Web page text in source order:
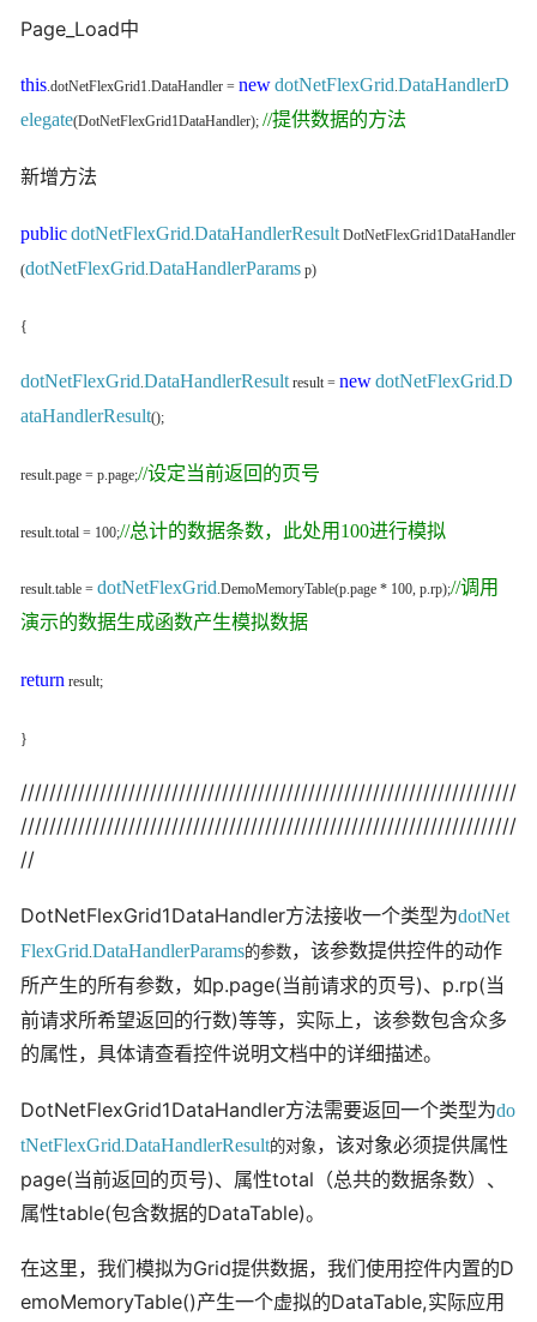
Page_Load中
this.dotNetFlexGrid1.DataHandler = newdotNetFlexGrid.DataHandlerD
elegate(DotNetFlexGrid1DataHandler); //提供数据的方法
新增方法
publicdotNetFlexGrid DataHandlerResult DotNetFlexGrid1DataHandler
(dotNetFlexGrid DataHandlerParams p)
{
dotNetFlexGrid.DataHandlerResultresult = newdotNetFlexGrid.D
ataHandlerResult();
result.page = p.page;//设定当前返回的页号
result.total = 100;//总计的数据条数，此处用100进行模拟
result.table = dotNetFlexGrid.DemoMemoryTable(p.page * 100, p.rp);//调用
演示的数据生成函数产生模拟数据
return result;
}
/////////////////////////////////////////////////////////////////////
/////////////////////////////////////////////////////////////////////
//
DotNetFlexGrid1DataHandler方法接收一个类型为dotNet
FlexGrid.DataHandlerParams的参数，该参数提供控件的动作
所产生的所有参数，如p.page(当前请求的页号)、p.rp(当
前请求所希望返回的行数)等等，实际上，该参数包含众多
的属性，具体请查看控件说明文档中的详细描述。
DotNetFlexGrid1DataHandler方法需要返回一个类型为do
tNetFlexGrid DataHandlerResult的对象 ，该对象必须提供属性
page(当前返回的页号)、属性total（总共的数据条数）、
属性table(包含数据的DataTable)。
在这里，我们模拟为Grid提供数据，我们使用控件内置的D
emoMemoryTable()产生一个虚拟的DataTable,实际应用